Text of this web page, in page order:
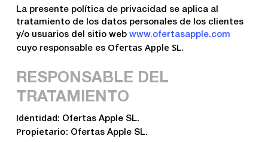
La presente política de privacidad se aplica al
tratamiento de los datos personales de los clientes
y/o usuarios del sitio web www.ofertasapple.com
cuyo responsable es Ofertas Apple SL.
RESPONSABLE DEL
TRATAMIENTO
Identidad: Ofertas Apple SL.
Propietario: Ofertas Apple SL.